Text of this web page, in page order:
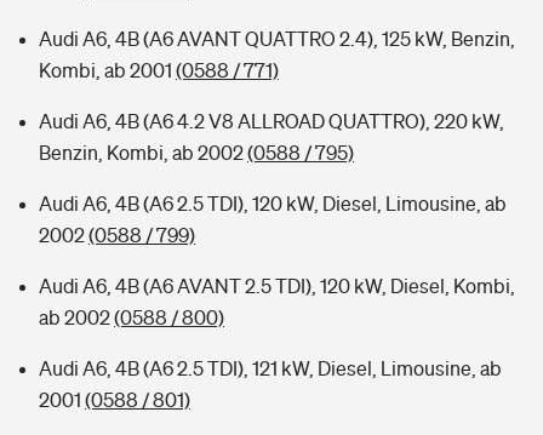
Audi A6, 4B (A6 AVANT QUATTRO 2.4), 125 kW, Benzin,
Kombi, ab 2001 (0588 / 771)
Audi A6, 4B (A6 4.2 V8 ALLROAD QUATTRO), 220 kW,
Benzin, Kombi, ab 2002(0588 / 795)
Audi A6, 4B (A6 2.5 TDI), 120 kW, Diesel, Limousine, ab
2002(0588 / 799)
Audi A6, 4B (A6 AVANT 2.5 TDI), 120 kW, Diesel, Kombi,
ab 2002(0588 / 800)
Audi A6, 4B (A6 2.5 TDI), 121 kW, Diesel, Limousine, ab
2001 (0588 / 801)